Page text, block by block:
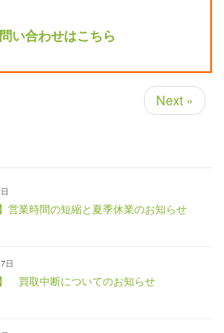
い合わせはこちら
Next »
営業時間の短縮と夏季休業のお知らせ
日
】 買取中断についてのお知らせ